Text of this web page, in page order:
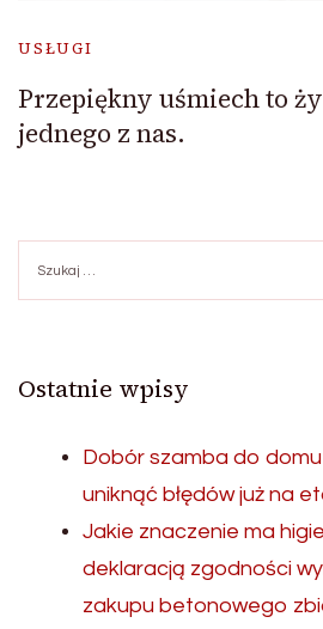
USŁUGI
Przepiękny uśmiech to
jednego z nas.
Ostatnie wpisy
Dobór szamba do
uniknąć błędów już na
Jakie znaczenie ma
deklaracją zgodności
zakupu betonowego